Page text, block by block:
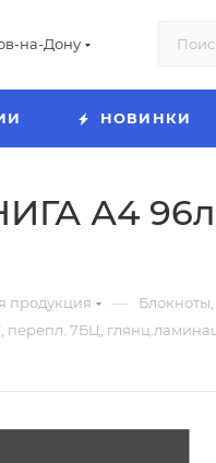
на-Дону
НОВИНКИ
А4
продукция —
7БЦ,